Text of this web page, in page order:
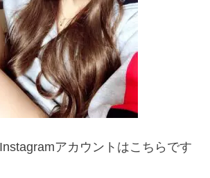
Instagramアカウントはこちらです